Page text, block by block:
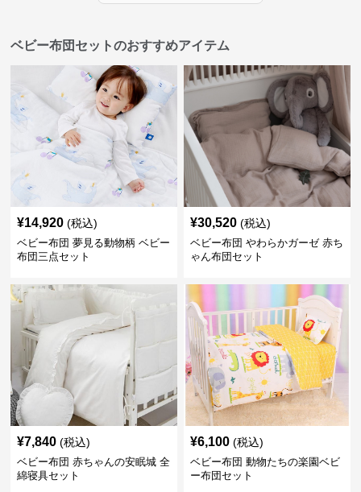
ベビー布団セットのおすすめアイテム
¥14,920 (税込)
ベビー布団 夢見る動物柄 ベビー
布団三点セット
¥30,520 (税込)
ベビー布団 やわらかガーゼ 赤ち
ゃん布団セット
¥7,840 (税込)
ベビー布団 赤ちゃんの安眠城 全
綿寝具セット
¥6,100 (税込)
ベビー布団 動物たちの楽園ベビ
ー布団セット